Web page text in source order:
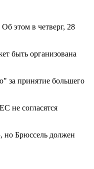
этом в четверг, 28
быть организована
за принятие большего
не согласятся
но Брюссель должен